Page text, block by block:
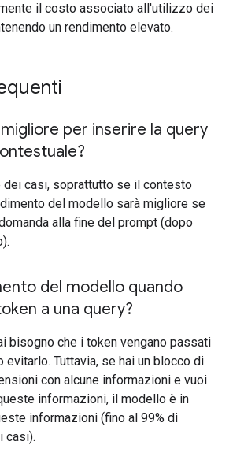
il costo associato all'utilizzo dei
un rendimento elevato.
per inserire la query
dei casi, soprattutto se il contesto
del modello sarà migliore se
alla fine del prompt (dopo
del modello quando
a una query?
bisogno che i token vengano passati
evitarlo. Tuttavia, se hai un blocco di
con alcune informazioni e vuoi
informazioni, il modello è in
informazioni (fino al 99% di
casi).